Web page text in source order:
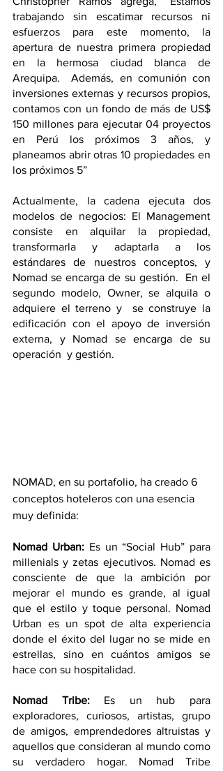
trabajando sin escatimar recursos ni
esfuerzos para este momento, la
apertura de nuestra primera propiedad
en la hermosa ciudad blanca de
Arequipa.  Además, en comunión con
inversiones externas y recursos propios,
contamos con un fondo de más de US$
150 millones para ejecutar 04 proyectos
en Perú los próximos 3 años, y
planeamos abrir otras 10 propiedades en
los próximos 5”
Actualmente, la cadena ejecuta dos
modelos de negocios: El Management
consiste en alquilar la propiedad,
transformarla y adaptarla a los
estándares de nuestros conceptos, y
Nomad se encarga de su gestión.  En el
segundo modelo, Owner, se alquila o
adquiere el terreno y  se construye la
edificación con el apoyo de inversión
externa, y Nomad se encarga de su
operación  y gestión.
NOMAD, en su portafolio, ha creado 6
conceptos hoteleros con una esencia
muy definida:
Nomad Urban: Es un “Social Hub” para
millenials y zetas ejecutivos. Nomad es
consciente de que la ambición por
mejorar el mundo es grande, al igual
que el estilo y toque personal. Nomad
Urban es un spot de alta experiencia
donde el éxito del lugar no se mide en
estrellas, sino en cuántos amigos se
hace con su hospitalidad.
Nomad Tribe: Es un hub para
exploradores, curiosos, artistas, grupo
de amigos, emprendedores altruistas y
aquellos que consideran al mundo como
su verdadero hogar. Nomad Tribe